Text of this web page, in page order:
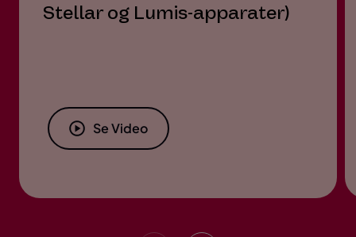
Stellar og Lumis-apparater)
Se Video